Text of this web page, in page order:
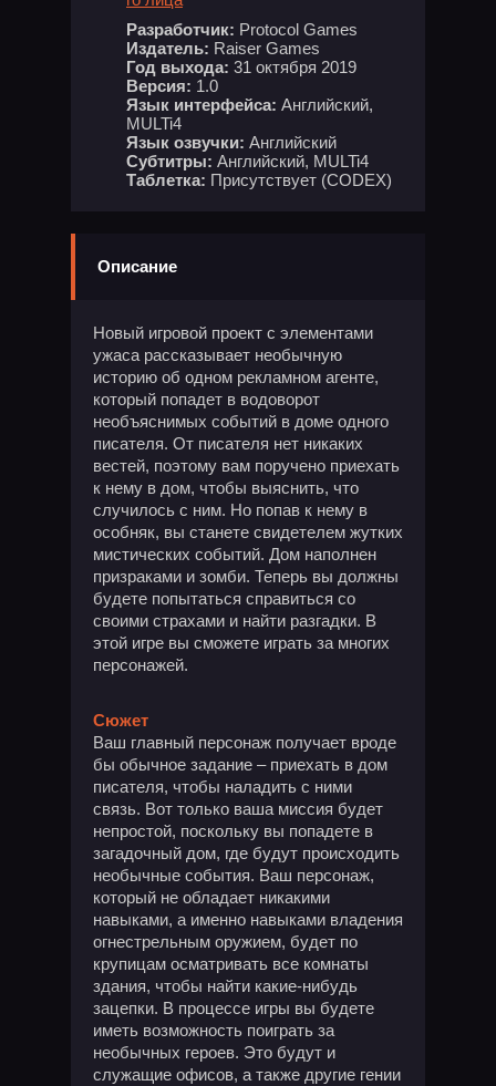
Разработчик: Protocol Games
Издатель: Raiser Games
Год выхода: 31 октября 2019
Версия: 1.0
Язык интерфейса: Английский,
MULTi4
Язык озвучки: Английский
Субтитры: Английский, MULTi4
Таблетка: Присутствует (CODEX)
Описание
Новый игровой проект с элементами
ужаса рассказывает необычную
историю об одном рекламном агенте,
который попадет в водоворот
необъяснимых событий в доме одного
писателя. От писателя нет никаких
вестей, поэтому вам поручено приехать
к нему в дом, чтобы выяснить, что
случилось с ним. Но попав к нему в
особняк, вы станете свидетелем жутких
мистических событий. Дом наполнен
призраками и зомби. Теперь вы должны
будете попытаться справиться со
своими страхами и найти разгадки. В
этой игре вы сможете играть за многих
персонажей.
Сюжет
Ваш главный персонаж получает вроде
бы обычное задание – приехать в дом
писателя, чтобы наладить с ними
связь. Вот только ваша миссия будет
непростой, поскольку вы попадете в
загадочный дом, где будут происходить
необычные события. Ваш персонаж,
который не обладает никакими
навыками, а именно навыками владения
огнестрельным оружием, будет по
крупицам осматривать все комнаты
здания, чтобы найти какие-нибудь
зацепки. В процессе игры вы будете
иметь возможность поиграть за
необычных героев. Это будут и
служащие офисов, а также другие гении